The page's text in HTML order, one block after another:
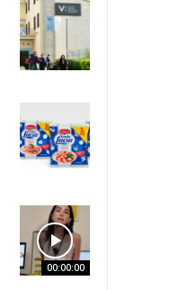
00:00:00